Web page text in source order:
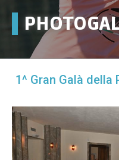
LO SPORT
FEDERAZIONE
TECNICI
1^ Gran Galà della